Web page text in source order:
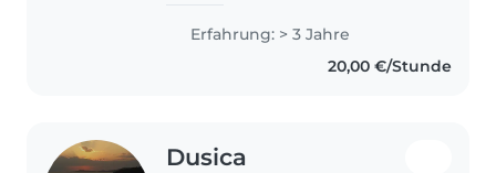
mache. Durch familiäre
Erfahrungen sowie verschiedene
Praktika habe ich bereits viel
Erfahrung: > 3 Jahre
20,00 €/Stunde
Dusica